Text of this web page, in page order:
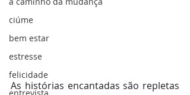
ciúme
bem estar
estresse
felicidade
As histórias encantadas são repletas